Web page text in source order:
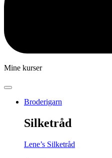
Mine kurser
Broderigarn
Silketråd
Lene’s Silketråd